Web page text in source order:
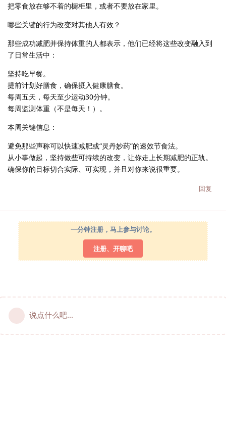
把零食放在够不着的橱柜里，或者不要放在家里。
哪些关键的行为改变对其他人有效？
那些成功减肥并保持体重的人都表示，他们已经将这些改变融入到
了日常生活中：
坚持吃早餐。
提前计划好膳食，确保摄入健康膳食。
每周五天，每天至少运动30分钟。
每周监测体重（不是每天！）。
本周关键信息：
避免那些声称可以快速减肥或“灵丹妙药”的速效节食法。
从小事做起，坚持做些可持续的改变，让你走上长期减肥的正轨。
确保你的目标切合实际、可实现，并且对你来说很重要。
回复
一分钟注册，马上参与讨论。
注册、开聊吧
说点什么吧...